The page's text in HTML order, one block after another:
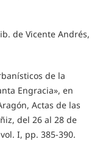
de Vicente Andrés,
de la
Engracia», en
Actas de las
del 26 al 28 de
I, pp. 385-390.